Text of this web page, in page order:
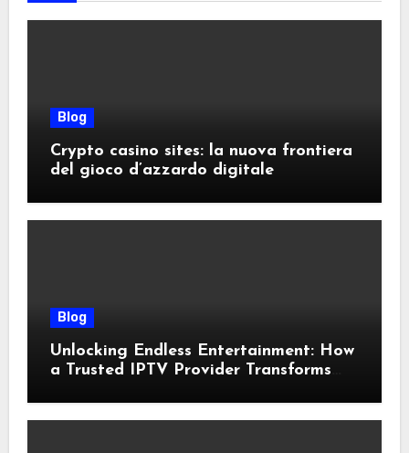
Blog
Crypto casino sites: la nuova frontiera
del gioco d’azzardo digitale
Blog
Unlocking Endless Entertainment: How
a Trusted IPTV Provider Transforms